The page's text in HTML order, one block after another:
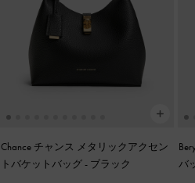
Chance チャンス メタリックアクセン
トバケットバッグ- ブラック
バ